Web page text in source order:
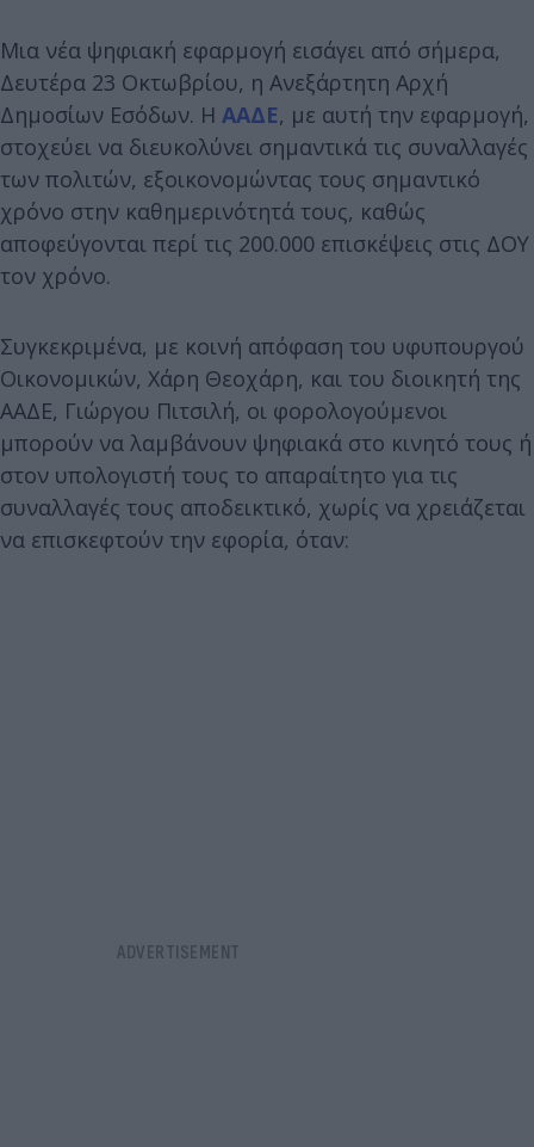
Μια νέα ψηφιακή εφαρμογή εισάγει από σήμερα,
Δευτέρα 23 Οκτωβρίου, η Ανεξάρτητη Αρχή
Δημοσίων Εσόδων. Η ΑΑΔΕ, με αυτή την εφαρμογή,
στοχεύει να διευκολύνει σημαντικά τις συναλλαγές
των πολιτών, εξοικονομώντας τους σημαντικό
χρόνο στην καθημερινότητά τους, καθώς
αποφεύγονται περί τις 200.000 επισκέψεις στις ΔΟΥ
τον χρόνο.
Συγκεκριμένα, με κοινή απόφαση του υφυπουργού
Οικονομικών, Χάρη Θεοχάρη, και του διοικητή της
ΑΑΔΕ, Γιώργου Πιτσιλή, οι φορολογούμενοι
μπορούν να λαμβάνουν ψηφιακά στο κινητό τους ή
στον υπολογιστή τους το απαραίτητο για τις
συναλλαγές τους αποδεικτικό, χωρίς να χρειάζεται
να επισκεφτούν την εφορία, όταν: